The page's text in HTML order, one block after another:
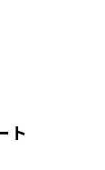
ト